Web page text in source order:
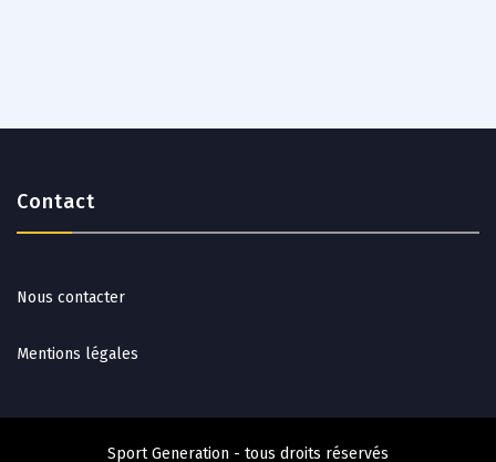
Contact
Nous contacter
Mentions légales
Sport Generation - tous droits réservés